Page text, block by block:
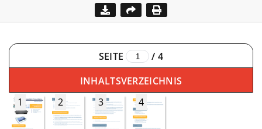
SEITE / 4
INHALTSVERZEICHNIS
1
2 3 4